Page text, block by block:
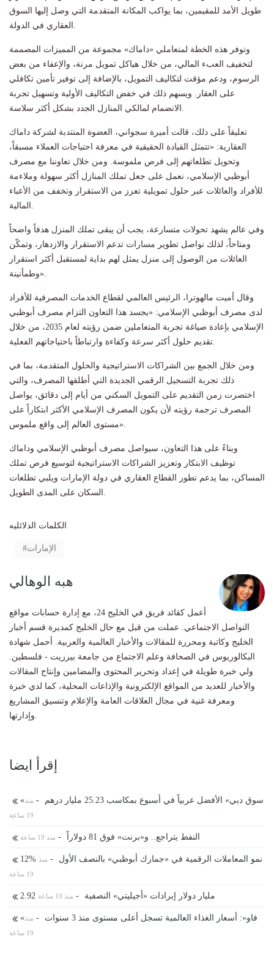
طويل الأمد للمقيمين، بما يواكب المكانة المتقدمة التي وصل إليها السوق
العقاري في الدولة.
وتوفر هذه الخطة لمتعاملي «داماك» مجموعة من المميزات المصممة
لتخفيف العبء المالي، من خلال هياكل تمويل مرنة، والإعفاء من بعض
الرسوم، ودعم مؤقت لتكاليف التمويل، بالإضافة إلى توفير تأمين تكافلي
على العقار. ويسهم ذلك في خفض التكاليف الأولية وتسهيل تجربة
الانضمام لمالكي المنازل الجدد بشكل أكثر سلاسة.
تعليقاً على ذلك، قالت أميرة سجواني، العضوة المنتدبة لشركة داماك
العقارية: «تتمثل القيادة الحقيقية في معرفة احتياجات العملاء مسبقاً،
وتحويل تطلعاتهم إلى فرص ملموسة. ومن خلال تعاوننا مع مصرف
أبوظبي الإسلامي، نعمل على جعل تملك المنازل أكثر سهولة وملاءمة
للأفراد والعائلات عبر حلول تمويلية تعزز من الاستقرار وتخفف من الأعباء
المالية.
وفي عالم يشهد تحولات متسارعة، يجب أن يبقى تملك المنزل هدفاً واضحاً
ومتاحاً، لذلك نواصل تطوير مسارات تدعم الاستقرار والازدهار، وتمكّن
العائلات من الوصول إلى منزل يمثل لهم بداية لمستقبل أكثر استقرار
وطمأنينة».
وقال أميت مالهوترا، الرئيس العالمي لقطاع الخدمات المصرفية للأفراد
لدى مصرف أبوظبي الإسلامي: «يجسد هذا التعاون التزام مصرف أبوظبي
الإسلامي بإعادة صياغة تجربة المتعاملين ضمن رؤيته لعام 2035، من خلال
تقديم حلول أكثر سرعة وكفاءة وارتباطاً باحتياجاتهم الفعلية.
ومن خلال الجمع بين الشراكات الاستراتيجية والحلول المتقدمة، بما في
ذلك تجربة التسجيل الرقمي الجديدة التي أطلقها المصرف، والتي
اختصرت زمن التقديم على التمويل السكني من أيام إلى دقائق، يواصل
المصرف ترجمة رؤيته لأن يكون المصرف الإسلامي الأكثر ابتكاراً على
مستوى العالم إلى واقع ملموس».
وبناءً على هذا التعاون، سيواصل مصرف أبوظبي الإسلامي وداماك
توظيف الابتكار وتعزيز الشراكات الاستراتيجية لتوسيع فرص تملك
المساكن، بما يدعم تطور القطاع العقاري في دولة الإمارات ويلبي تطلعات
السكان على المدى الطويل.
الكلمات الدلائليه
الإمارات
هبه الوهالي
أعمل كقائد فريق في الخليج 24، مع إدارة حسابات مواقع
التواصل الاجتماعي. عملت من قبل مع حال الخليج كمديرة قسم أخبار
الخليج وكاتبة ومحررة للمقالات والأخبار العالمية والعربية. أحمل شهادة
البكالوريوس في الصحافة وعلم الاجتماع من جامعة بيرزيت - فلسطين.
ولي خبرة طويلة في إعداد وتحرير المحتوى والمضامين وإنتاج المقالات
والأخبار للعديد من المواقع الإلكترونية والإذاعات المحلية، كما لدي خبرة
ومعرفة غنية في مجال العلاقات العامة والإعلام وتنسيق المشاريع
وإدارتها.
إقرأ ايضا
«سوق دبي» الأفضل عربياً في أسبوع بمكاسب 25.23 مليار درهم - منذ
19 ساعة
النفط يتراجع.. و«برنت» فوق 81 دولاراً - منذ 19 ساعة
12% نمو المعاملات الرقمية في «جمارك أبوظبي» بالنصف الأول - منذ
19 ساعة
2.92 مليار دولار إيرادات «أجيليتي» النصفية - منذ 19 ساعة
«فاو»: أسعار الغذاء العالمية تسجل أعلى مستوى منذ 3 سنوات - منذ
19 ساعة